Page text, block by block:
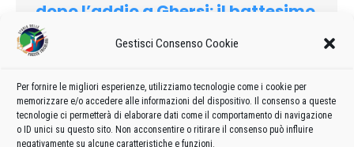
Gestisci Consenso Cookie
Per fornire le migliori esperienze, utilizziamo tecnologie come i cookie per
memorizzare e/o accedere alle informazioni del dispositivo. Il consenso a queste
tecnologie ci permetterà di elaborare dati come il comportamento di navigazione
o ID unici su questo sito. Non acconsentire o ritirare il consenso può influire
negativamente su alcune caratteristiche e funzioni.
dopo l’addio a Ghersi: il battesimo
del capitano Morello
2023
Roma, in occasione della Festa della Repubblica, con un
sorvolo sopra l’Altare della Patria.